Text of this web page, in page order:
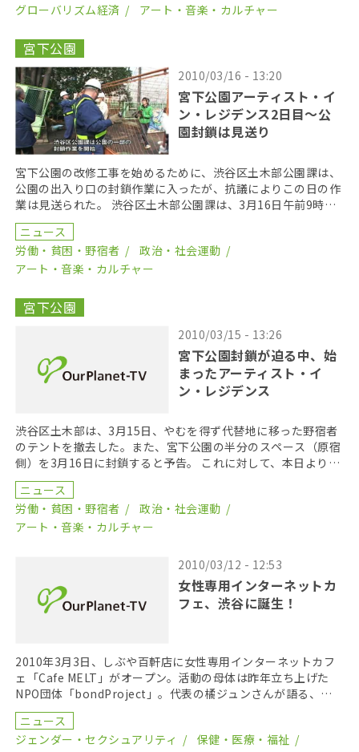
グローバリズム経済
アート・音楽・カルチャー
宮下公園
2010/03/16 - 13:20
宮下公園アーティスト・イ
ン・レジデンス2日目～公
園封鎖は見送り
宮下公園の改修工事を始めるために、渋谷区土木部公園課は、
公園の出入り口の封鎖作業に入ったが、抗議によりこの日の作
業は見送られた。 渋谷区土木部公園課は、3月16日午前9時
頃、宮下公園の出入り口を封鎖するための作業に入った […]
ニュース
労働・貧困・野宿者
政治・社会運動
アート・音楽・カルチャー
宮下公園
2010/03/15 - 13:26
宮下公園封鎖が迫る中、始
まったアーティスト・イ
ン・レジデンス
渋谷区土木部は、3月15日、やむを得ず代替地に移った野宿者
のテントを撤去した。また、宮下公園の半分のスペース（原宿
側）を3月16日に封鎖すると予告。 これに対して、本日より宮
下公園アーティスト・イン・レジデンスがはじまっ […]
ニュース
労働・貧困・野宿者
政治・社会運動
アート・音楽・カルチャー
2010/03/12 - 12:53
女性専用インターネットカ
フェ、渋谷に誕生！
2010年3月3日、しぶや百軒店に女性専用インターネットカフ
ェ「Cafe MELT」がオープン。活動の母体は昨年立ち上げた
NPO団体「bondProject」。代表の橘ジュンさんが語る、女
性専用インターネットカフェ設立の […]
ニュース
ジェンダー・セクシュアリティ
保健・医療・福祉